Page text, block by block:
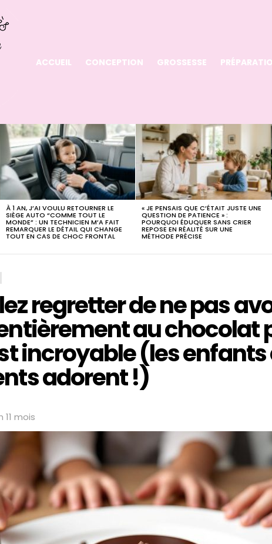
ACCUEIL CONCEPTION GROSSESSE
À 1 AN, J’AI VOULU RETOURNER LE
SIÈGE AUTO “COMME TOUT LE
MONDE” : UN TECHNICIEN M’A FAIT
REMARQUER LE DÉTAIL QUI CHANGE
TOUT EN CAS DE CHOC FRONTAL
« JE PENSAIS QUE C’ÉTAIT JUSTE UNE
QUESTION DE PATIENCE » :
POURQUOI ÉDUQUER SANS CRIER
REPOSE EN RÉALITÉ SUR UNE
MÉTHODE PRÉCISE
regretter de ne pas
au chocolat
incroyable (les
adorent !)
11 mois